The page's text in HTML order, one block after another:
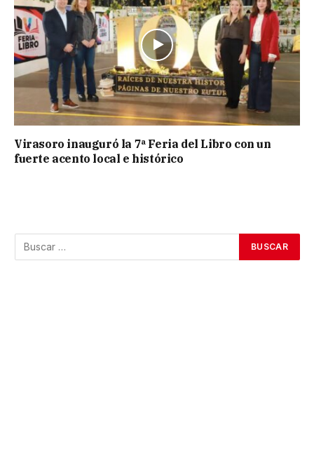
Virasoro inauguró la 7ª Feria del Libro con un
fuerte acento local e histórico